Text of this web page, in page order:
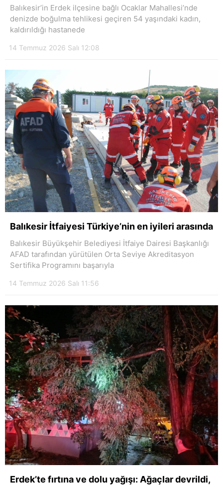
Balıkesir’in Erdek ilçesine bağlı Ocaklar Mahallesi’nde
denizde boğulma tehlikesi geçiren 54 yaşındaki kadın,
kaldırıldığı hastanede
14 Temmuz 2026 Salı 12:08
Balıkesir İtfaiyesi Türkiye’nin en iyileri arasında
Balıkesir Büyükşehir Belediyesi İtfaiye Dairesi Başkanlığı
AFAD tarafından yürütülen Orta Seviye Akreditasyon
Sertifika Programını başarıyla
14 Temmuz 2026 Salı 11:56
Erdek’te fırtına ve dolu yağışı: Ağaçlar devrildi,